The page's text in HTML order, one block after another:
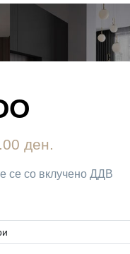
ден.
се со вклучено ДДВ